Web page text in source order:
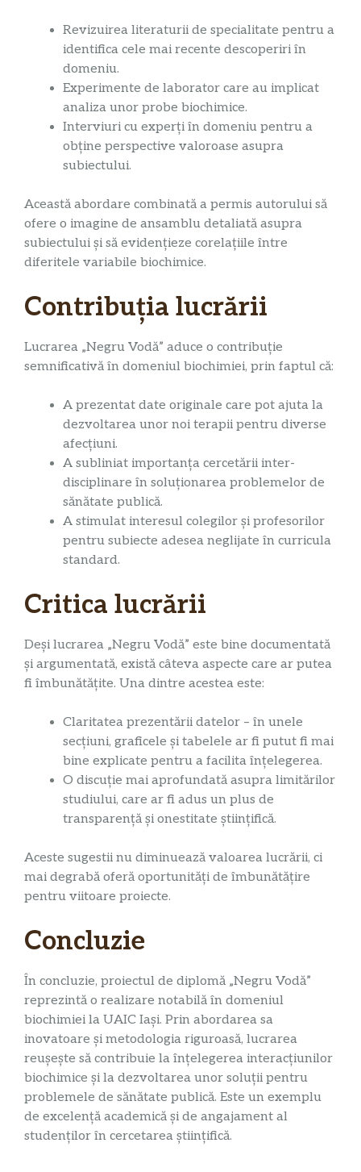
Revizuirea literaturii de specialitate pentru a
identifica cele mai recente descoperiri în
domeniu.
Experimente de laborator care au implicat
analiza unor probe biochimice.
Interviuri cu experți în domeniu pentru a
obține perspective valoroase asupra
subiectului.
Această abordare combinată a permis autorului să
ofere o imagine de ansamblu detaliată asupra
subiectului și să evidențieze corelațiile între
diferitele variabile biochimice.
Contribuția lucrării
Lucrarea „Negru Vodă” aduce o contribuție
semnificativă în domeniul biochimiei, prin faptul că:
A prezentat date originale care pot ajuta la
dezvoltarea unor noi terapii pentru diverse
afecțiuni.
A subliniat importanța cercetării inter-
disciplinare în soluționarea problemelor de
sănătate publică.
A stimulat interesul colegilor și profesorilor
pentru subiecte adesea neglijate în curricula
standard.
Critica lucrării
Deși lucrarea „Negru Vodă” este bine documentată
și argumentată, există câteva aspecte care ar putea
fi îmbunătățite. Una dintre acestea este:
Claritatea prezentării datelor – în unele
secțiuni, graficele și tabelele ar fi putut fi mai
bine explicate pentru a facilita înțelegerea.
O discuție mai aprofundată asupra limitărilor
studiului, care ar fi adus un plus de
transparență și onestitate științifică.
Aceste sugestii nu diminuează valoarea lucrării, ci
mai degrabă oferă oportunități de îmbunătățire
pentru viitoare proiecte.
Concluzie
În concluzie, proiectul de diplomă „Negru Vodă”
reprezintă o realizare notabilă în domeniul
biochimiei la UAIC Iași. Prin abordarea sa
inovatoare și metodologia riguroasă, lucrarea
reușește să contribuie la înțelegerea interacțiunilor
biochimice și la dezvoltarea unor soluții pentru
problemele de sănătate publică. Este un exemplu
de excelență academică și de angajament al
studenților în cercetarea științifică.